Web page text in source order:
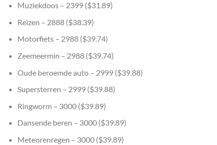
Muziekdoos – 2399 ($31.89)
Reizen – 2888 ($38.39)
Motorfiets – 2988 ($39.74)
Zeemeermin – 2988 ($39.74)
Oude beroemde auto – 2999 ($39.88)
Supersterren – 2999 ($39.88)
Ringworm – 3000 ($39.89)
Dansende beren – 3000 ($39.89)
Meteorenregen – 3000 ($39.89)